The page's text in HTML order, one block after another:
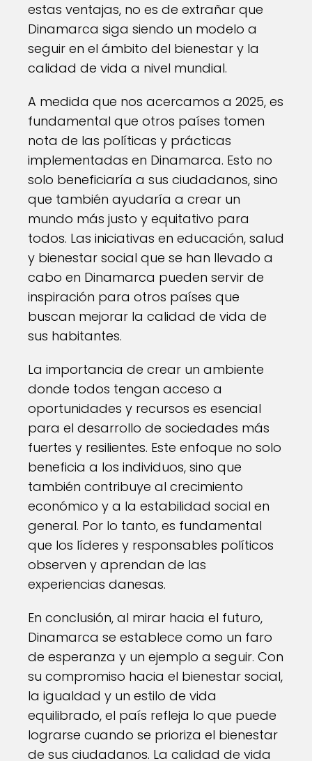
estas ventajas, no es de extrañar que
Dinamarca siga siendo un modelo a
seguir en el ámbito del bienestar y la
calidad de vida a nivel mundial.
A medida que nos acercamos a 2025, es
fundamental que otros países tomen
nota de las políticas y prácticas
implementadas en Dinamarca. Esto no
solo beneficiaría a sus ciudadanos, sino
que también ayudaría a crear un
mundo más justo y equitativo para
todos. Las iniciativas en educación, salud
y bienestar social que se han llevado a
cabo en Dinamarca pueden servir de
inspiración para otros países que
buscan mejorar la calidad de vida de
sus habitantes.
La importancia de crear un ambiente
donde todos tengan acceso a
oportunidades y recursos es esencial
para el desarrollo de sociedades más
fuertes y resilientes. Este enfoque no solo
beneficia a los individuos, sino que
también contribuye al crecimiento
económico y a la estabilidad social en
general. Por lo tanto, es fundamental
que los líderes y responsables políticos
observen y aprendan de las
experiencias danesas.
En conclusión, al mirar hacia el futuro,
Dinamarca se establece como un faro
de esperanza y un ejemplo a seguir. Con
su compromiso hacia el bienestar social,
la igualdad y un estilo de vida
equilibrado, el país refleja lo que puede
lograrse cuando se prioriza el bienestar
de sus ciudadanos. La calidad de vida